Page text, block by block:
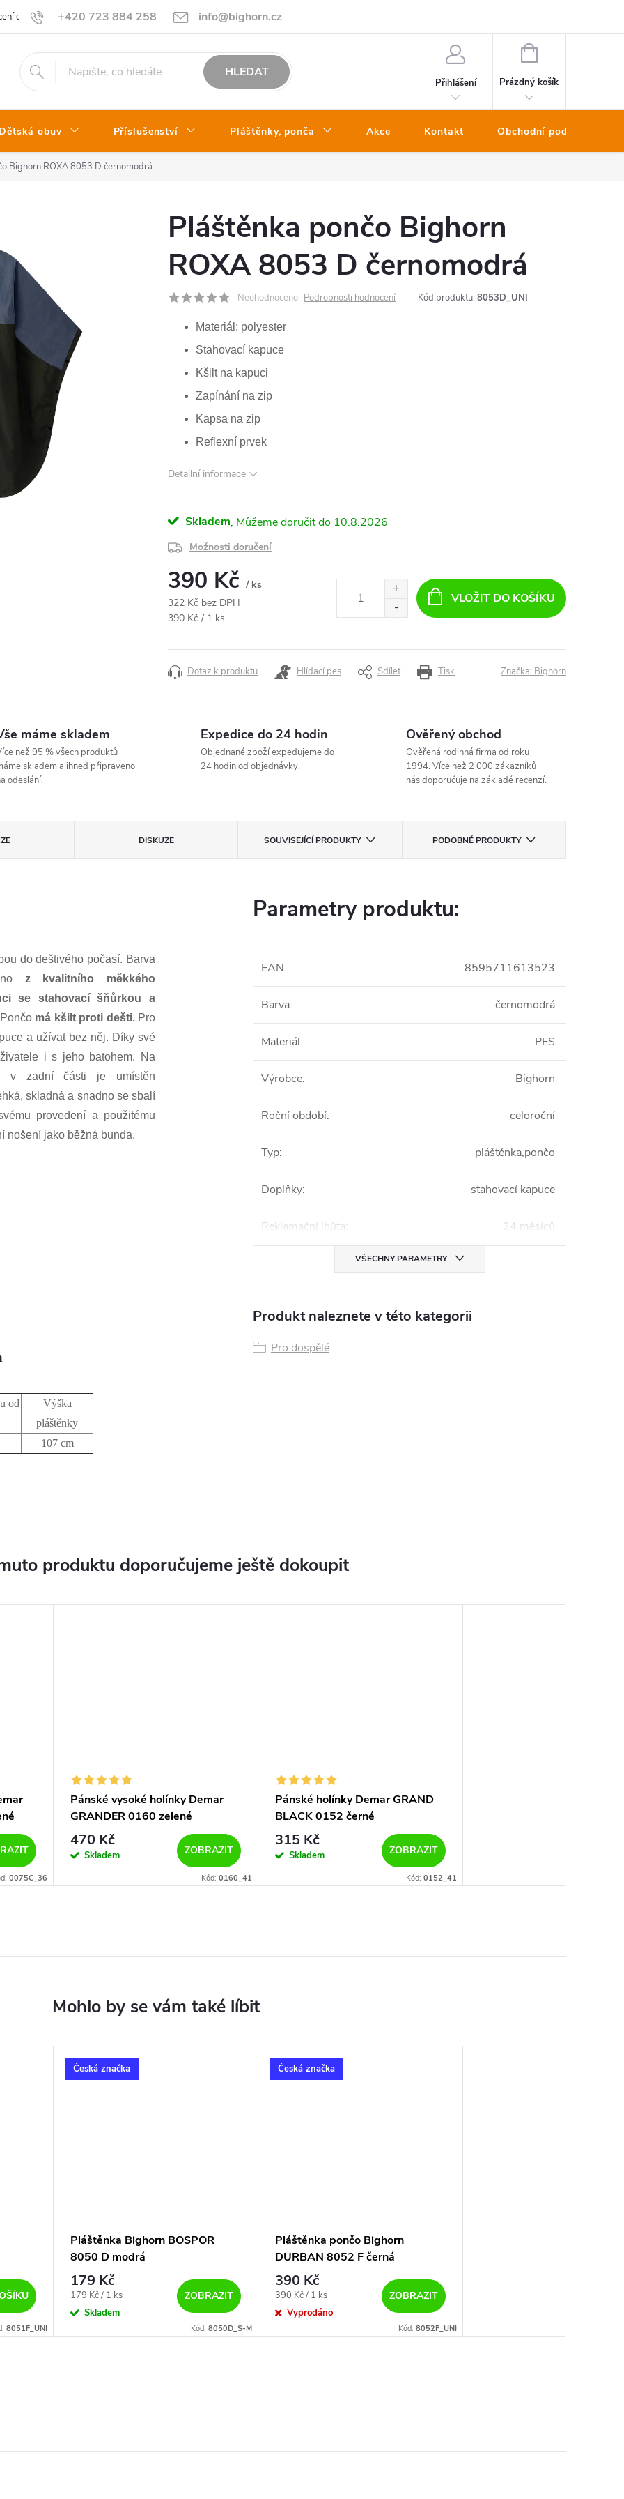
+420 723 884 258 info@bighorn.cz
obchodu Kontakt
HLEDAT
Přihlášení
NÁKUPNÍ
Prázdný košík
Dětská obuv Příslušenství Pláštěnky, ponča Akce Kontakt Obchodní podmínky
Bighorn ROXA 8053 D černomodrá
Pláštěnka pončo Bighorn
ROXA 8053 D černomodrá
Neohodnoceno Podrobnosti hodnocení Kód produktu: 8053D_UNI
Materiál: polyester
Stahovací kapuce
Kšilt na kapuci
Zapínání na zip
Kapsa na zip
Reflexní prvek
Detailní informace
Skladem 10.8.2026
Možnosti doručení
390 Kč / ks
322 Kč bez DPH
Měrná
390 Kč / 1 ks
VLOŽIT DO KOŠÍKU
Tisk
Dotaz k produktu Hlídací pes Sdílet Značka: Bighorn
máme skladem
než 95 % všech produktů
skladem a ihned připraveno
odeslání.
Expedice do 24 hodin
Objednané zboží expedujeme do
24 hodin od objednávky.
Ověřený obchod
Ověřená rodinná firma od roku
1994. Více než 2 000 zákazníků
nás doporučuje na základě recenzí.
DISKUZE SOUVISEJÍCÍ PRODUKTY PODOBNÉ PRODUKTY
do deštivého počasí. Barva
z kvalitního měkkého
se stahovací šňůrkou
a
má kšilt proti dešti.Pro
a užívat bez něj. Díky své
i s jeho batohem. Na
zadní části je umístěn
skladná a snadno se sbalí
provedení a použitému
nošení jako běžná bunda.
od
Výška
pláštěnky
107 cm
Parametry produktu:
EAN: 8595711613523
Barva: černomodrá
Materiál: PES
Výrobce: Bighorn
Roční období: celoroční
Typ: pláštěnka,pončo
Doplňky: stahovací kapuce
Reklamační lhůta: 24 měsíců
VŠECHNY PARAMETRY
Produkt naleznete v této kategorii
Pro dospělé
produktu doporučujeme ještě dokoupit
0075C_36
Pánské vysoké holínky Demar
GRANDER 0160 zelené
470 Kč
Skladem ZOBRAZIT
Kód: 0160_41
Pánské holínky Demar GRAND
BLACK 0152 černé
315 Kč
Skladem ZOBRAZIT
Kód: 0152_41
8051F_UNI
Česká značka
Pláštěnka Bighorn BOSPOR
8050 D modrá
179 Kč
Měrná
cena:
179 Kč / 1 ks
Skladem
ZOBRAZIT
Kód: 8050D_S-M
Česká značka
Pláštěnka pončo Bighorn
DURBAN 8052 F černá
390 Kč
Měrná
cena:
390 Kč / 1 ks
Vyprodáno
ZOBRAZIT
Kód: 8052F_UNI